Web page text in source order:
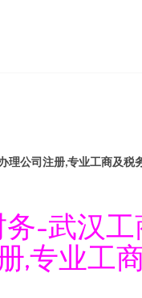
理公司注册,专业工商及税
-武汉
,专业工